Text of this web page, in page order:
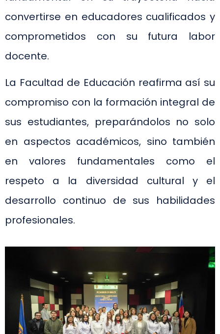
convertirse en educadores cualificados y
comprometidos con su futura labor
docente.
La Facultad de Educación reafirma así su
compromiso con la formación integral de
sus estudiantes, preparándolos no solo
en aspectos académicos, sino también
en valores fundamentales como el
respeto a la diversidad cultural y el
desarrollo continuo de sus habilidades
profesionales.